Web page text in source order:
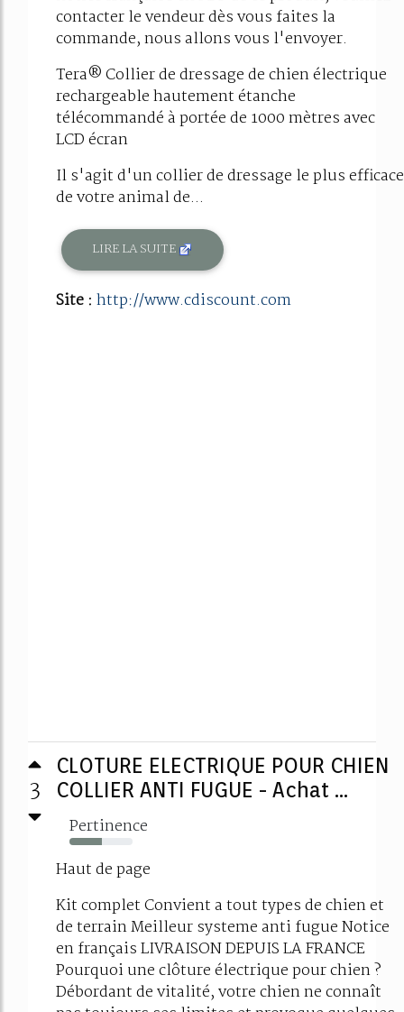
contacter le vendeur dès vous faites la
commande, nous allons vous l'envoyer.
Tera® Collier de dressage de chien électrique
rechargeable hautement étanche
télécommandé à portée de 1000 mètres avec
LCD écran
Il s'agit d'un collier de dressage le plus efficace
de votre animal de...
LIRE LA SUITE
Site : http://www.cdiscount.com
3
CLOTURE ELECTRIQUE POUR CHIEN
COLLIER ANTI FUGUE - Achat ...
Pertinence
51%
Haut de page
Kit complet Convient a tout types de chien et
de terrain Meilleur systeme anti fugue Notice
en français LIVRAISON DEPUIS LA FRANCE
Pourquoi une clôture électrique pour chien ?
Débordant de vitalité, votre chien ne connaît